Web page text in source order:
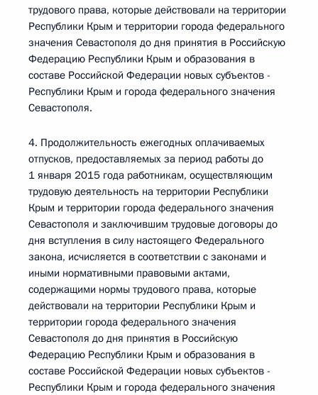
трудового права, которые действовали на территории
Республики Крым и территории города федерального
значения Севастополя до дня принятия в Российскую
Федерацию Республики Крым и образования в
составе Российской Федерации новых субъектов -
Республики Крым и города федерального значения
Севастополя.
4. Продолжительность ежегодных оплачиваемых
отпусков, предоставляемых за период работы до
1 января 2015 года работникам, осуществляющим
трудовую деятельность на территории Республики
Крым и территории города федерального значения
Севастополя и заключившим трудовые договоры до
дня вступления в силу настоящего Федерального
закона, исчисляется в соответствии с законами и
иными нормативными правовыми актами,
содержащими нормы трудового права, которые
действовали на территории Республики Крым и
территории города федерального значения
Севастополя до дня принятия в Российскую
Федерацию Республики Крым и образования в
составе Российской Федерации новых субъектов -
Республики Крым и города федерального значения